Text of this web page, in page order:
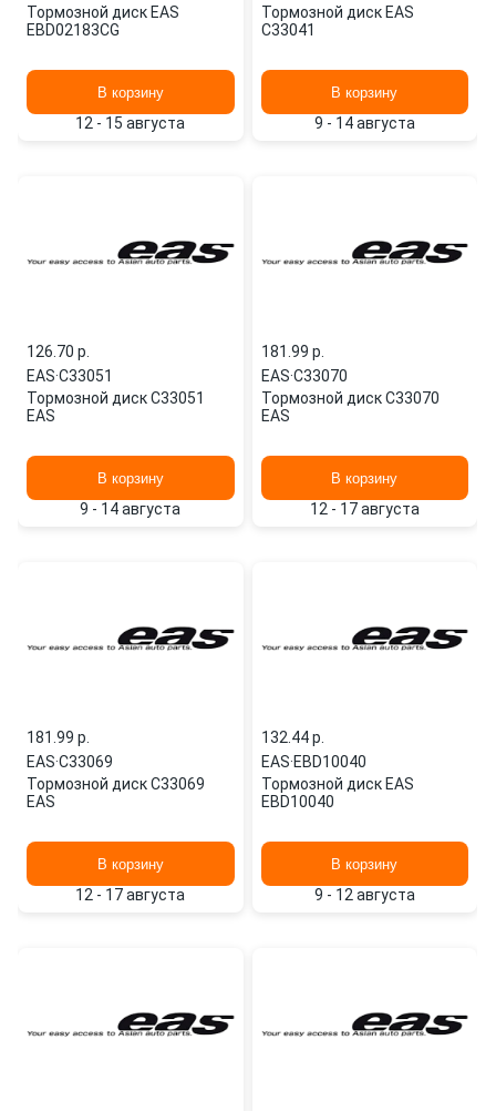
Тормозной диск EAS
EBD02183CG
В корзину
12 - 15 августа
Тормозной диск EAS
C33041
В корзину
9 - 14 августа
126.70 p.
EAS·C33051
Тормозной диск C33051
EAS
В корзину
9 - 14 августа
181.99 p.
EAS·C33070
Тормозной диск C33070
EAS
В корзину
12 - 17 августа
181.99 p.
EAS·C33069
Тормозной диск C33069
EAS
В корзину
12 - 17 августа
132.44 p.
EAS·EBD10040
Тормозной диск EAS
EBD10040
В корзину
9 - 12 августа